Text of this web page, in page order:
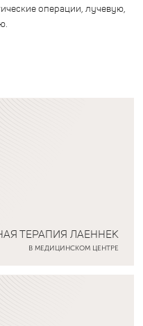
операции, лучевую,
ТЕРАПИЯ ЛАЕННЕК
В МЕДИЦИНСКОМ ЦЕНТРЕ